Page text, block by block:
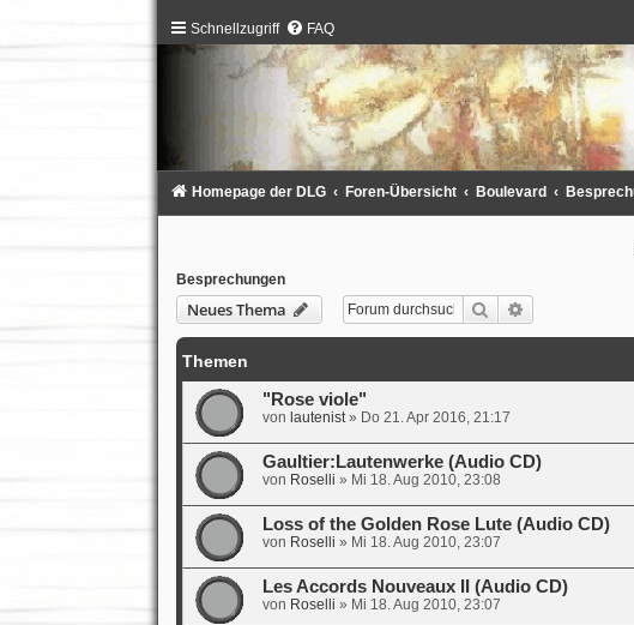
Schnellzugriff FAQ
Homepage der DLG Foren-Übersicht Boulevard
Besprechungen
Neues Thema Suche
Themen
"Rose viole"
von lautenist» Do 21. Apr 2016, 21:17
Gaultier:Lautenwerke (Audio CD)
von Roselli » Mi 18. Aug 2010, 23:08
Loss of the Golden Rose Lute (Audio CD)
von Roselli » Mi 18. Aug 2010, 23:07
Les Accords Nouveaux II (Audio CD)
von Roselli » Mi 18. Aug 2010, 23:07